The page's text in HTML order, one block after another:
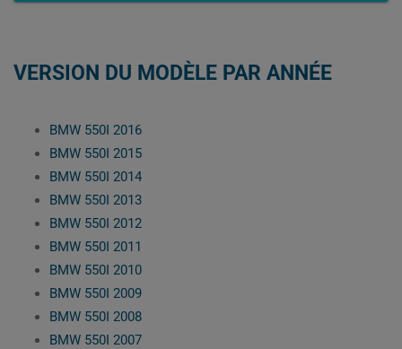
VERSION DU MODÈLE PAR ANNÉE
BMW 550I 2016
BMW 550I 2015
BMW 550I 2014
BMW 550I 2013
BMW 550I 2012
BMW 550I 2011
BMW 550I 2010
BMW 550I 2009
BMW 550I 2008
BMW 550I 2007